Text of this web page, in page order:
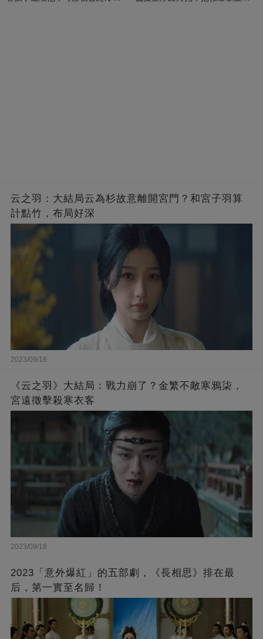
云之羽：大結局云為杉故意離開宮門？和宮子羽算
計點竹，布局好深
2023/09/18
《云之羽》大結局：戰力崩了？金繁不敵寒鴉柒，
宮遠徵擊殺寒衣客
2023/09/18
2023「意外爆紅」的五部劇，《長相思》排在最
后，第一實至名歸！